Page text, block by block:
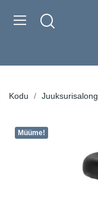
Kodu Juuksurisalong
Müüme!